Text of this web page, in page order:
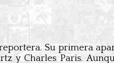
Su primera
y Charles Paris.